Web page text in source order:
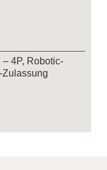
4P, Robotic-
Zulassung